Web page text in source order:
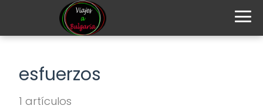
esfuerzos
1 artículos